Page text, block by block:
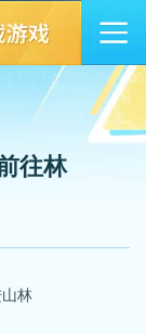
往林
林